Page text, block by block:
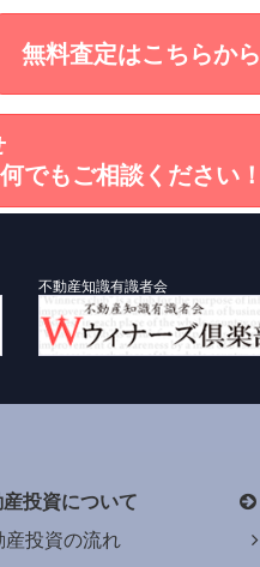
無料査定はこちらから
何でもご相談ください！
不動産知識有識者会
投資について
産投資の流れ